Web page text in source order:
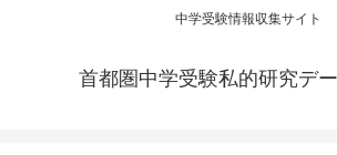
中学受験情報収集サイト
首都圏中学受験私的研究デ